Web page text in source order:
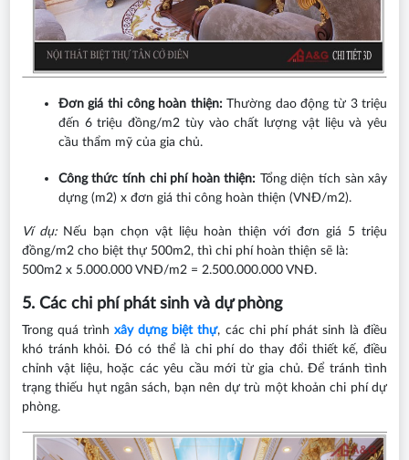
Đơn giá thi công hoàn thiện:Thường dao động từ 3 triệu
đến 6 triệu đồng/m2 tùy vào chất lượng vật liệu và yêu
cầu thẩm mỹ của gia chủ.
Công thức tính chi phí hoàn thiện: Tổng diện tích sàn xây
dựng (m2) x đơn giá thi công hoàn thiện (VNĐ/m2).
Ví dụ: Nếu bạn chọn vật liệu hoàn thiện với đơn giá 5 triệu
đồng/m2 cho biệt thự 500m2, thì chi phí hoàn thiện sẽ là:
500m2 x 5.000.000 VNĐ/m2 = 2.500.000.000 VNĐ.
5. Các chi phí phát sinh và dự phòng
Trong quá trìnhxây dựng biệt thự, các chi phí phát sinh là điều
khó tránh khỏi. Đó có thể là chi phí do thay đổi thiết kế, điều
chỉnh vật liệu, hoặc các yêu cầu mới từ gia chủ. Để tránh tình
trạng thiếu hụt ngân sách, bạn nên dự trù một khoản chi phí dự
phòng.